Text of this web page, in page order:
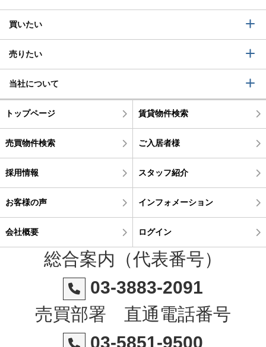
買いたい
売りたい
当社について
トップページ 賃貸物件検索
売買物件検索 ご入居者様
採用情報 スタッフ紹介
お客様の声 インフォメーション
会社概要 ログイン
総合案内（代表番号）
03-3883-2091
売買部署 直通電話番号
03-5851-9500